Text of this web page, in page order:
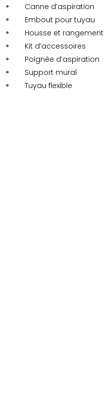
Canne d’aspiration
Embout pour tuyau
Housse et rangement
Kit d’accessoires
Poignée d’aspiration
Support mural
Tuyau flexible